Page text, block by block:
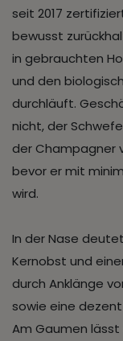
seit 2017
bewusst
in gebrauchten
und den
durchläuft.
nicht, der
der Champagner
bevor er mit
wird.
In der Nase
Kernobst und
durch Anklänge
sowie eine
Am Gaumen